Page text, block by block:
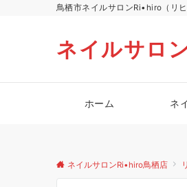
鳥栖市ネイルサロンRi•hiro（リヒ
ネイルサロ
ホーム ネ
ネイルサロンRi•hiro鳥栖店